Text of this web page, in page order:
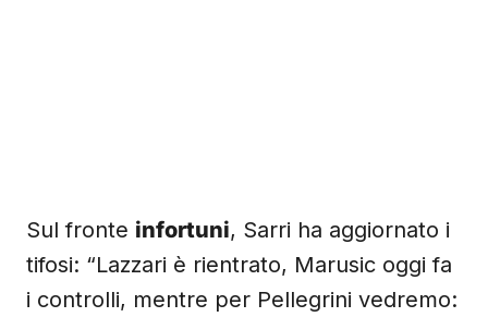
Sul fronte infortuni, Sarri ha aggiornato i
tifosi: “Lazzari è rientrato, Marusic oggi fa
i controlli, mentre per Pellegrini vedremo: